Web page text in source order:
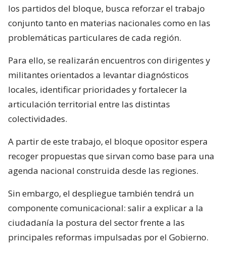
los partidos del bloque, busca reforzar el trabajo
conjunto tanto en materias nacionales como en las
problemáticas particulares de cada región.
Para ello, se realizarán encuentros con dirigentes y
militantes orientados a levantar diagnósticos
locales, identificar prioridades y fortalecer la
articulación territorial entre las distintas
colectividades.
A partir de este trabajo, el bloque opositor espera
recoger propuestas que sirvan como base para una
agenda nacional construida desde las regiones.
Sin embargo, el despliegue también tendrá un
componente comunicacional: salir a explicar a la
ciudadanía la postura del sector frente a las
principales reformas impulsadas por el Gobierno.